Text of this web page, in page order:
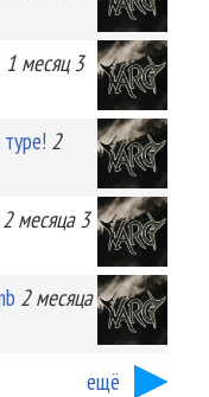
1 месяц 3
2
2 месяца 3
2 месяца
ещё